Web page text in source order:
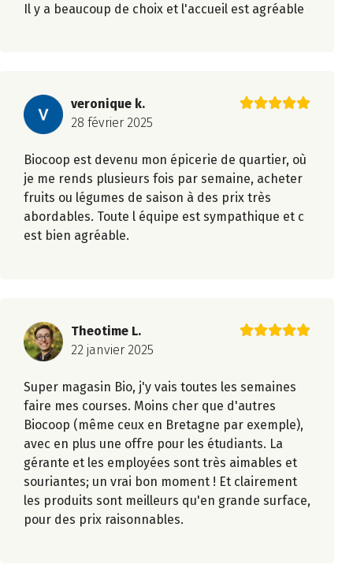
Il y a beaucoup de choix et l'accueil est agréable
veronique k.
28 février 2025
Biocoop est devenu mon épicerie de quartier, où
je me rends plusieurs fois par semaine, acheter
fruits ou légumes de saison à des prix très
abordables. Toute l équipe est sympathique et c
est bien agréable.
Theotime L.
22 janvier 2025
Super magasin Bio, j'y vais toutes les semaines
faire mes courses. Moins cher que d'autres
Biocoop (même ceux en Bretagne par exemple),
avec en plus une offre pour les étudiants. La
gérante et les employées sont très aimables et
souriantes; un vrai bon moment ! Et clairement
les produits sont meilleurs qu'en grande surface,
pour des prix raisonnables.